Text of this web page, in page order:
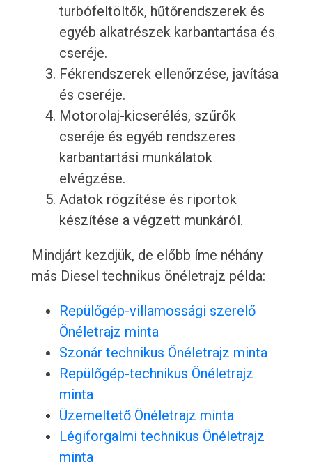
turbófeltöltők, hűtőrendszerek és
egyéb alkatrészek karbantartása és
cseréje.
Fékrendszerek ellenőrzése, javítása
és cseréje.
Motorolaj-kicserélés, szűrők
cseréje és egyéb rendszeres
karbantartási munkálatok
elvégzése.
Adatok rögzítése és riportok
készítése a végzett munkáról.
Mindjárt kezdjük, de előbb íme néhány
más Diesel technikus önéletrajz példa:
Repülőgép-villamossági szerelő
Önéletrajz minta
Szonár technikus Önéletrajz minta
Repülőgép-technikus Önéletrajz
minta
Üzemeltető Önéletrajz minta
Légiforgalmi technikus Önéletrajz
minta